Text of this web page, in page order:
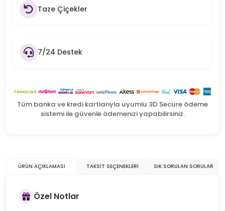
Taze Çiçekler
7/24 Destek
Tüm banka ve kredi kartlarıyla uyumlu 3D Secure ödeme
sistemi ile güvenle ödemenizi yapabilirsiniz.
ÜRÜN AÇIKLAMASI TAKSIT SEÇENEKLERI SIK SORULAN SORULAR
Özel Notlar